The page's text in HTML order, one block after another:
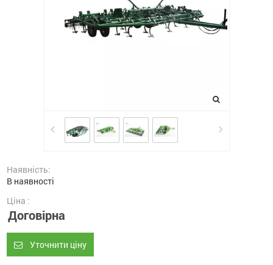
Наявність:
В наявності
Ціна :
Договірна
Уточнити ціну